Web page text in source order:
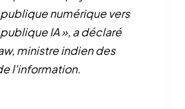
numérique vers
IA », a déclaré
ministre indien des
l'information.